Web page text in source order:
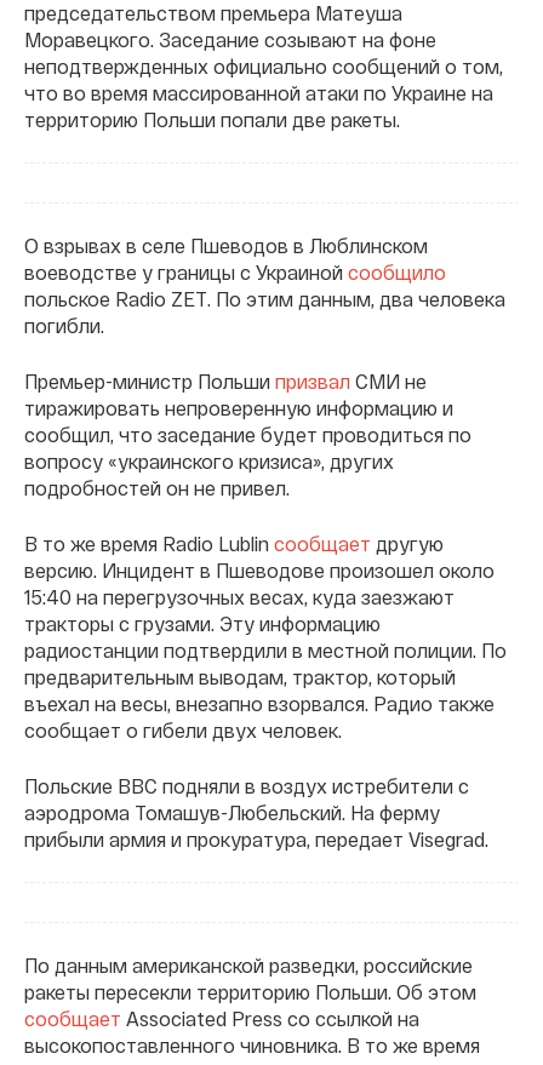
председательством премьера Матеуша
Моравецкого. Заседание созывают на фоне
неподтвержденных официально сообщений о том,
что во время массированной атаки по Украине на
территорию Польши попали две ракеты.
О взрывах в селе Пшеводов в Люблинском
воеводстве у границы с Украиной сообщило
польское Radio ZET. По этим данным, два человека
погибли.
Премьер-министр Польши призвал СМИ не
тиражировать непроверенную информацию и
сообщил, что заседание будет проводиться по
вопросу «украинского кризиса», других
подробностей он не привел.
В то же время Radio Lublin сообщает другую
версию. Инцидент в Пшеводове произошел около
15:40 на перегрузочных весах, куда заезжают
тракторы с грузами. Эту информацию
радиостанции подтвердили в местной полиции. По
предварительным выводам, трактор, который
въехал на весы, внезапно взорвался. Радио также
сообщает о гибели двух человек.
Польские ВВС подняли в воздух истребители с
аэродрома Томашув-Любельский. На ферму
прибыли армия и прокуратура, передает Visegrad.
По данным американской разведки, российские
ракеты пересекли территорию Польши. Об этом
сообщает Associated Press со ссылкой на
высокопоставленного чиновника. В то же время